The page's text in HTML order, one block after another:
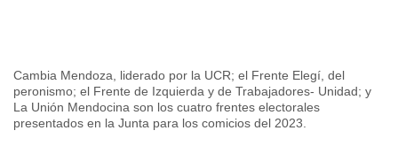
Cambia Mendoza, liderado por la UCR; el Frente Elegí, del
peronismo; el Frente de Izquierda y de Trabajadores- Unidad; y
La Unión Mendocina son los cuatro frentes electorales
presentados en la Junta para los comicios del 2023.